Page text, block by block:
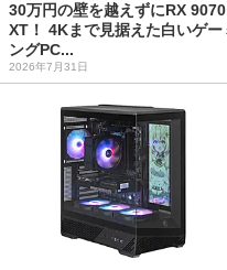
30万円の壁を越えずにRX 9070
XT！ 4Kまで見据えた白いゲー
ングPC...
2026年7月31日